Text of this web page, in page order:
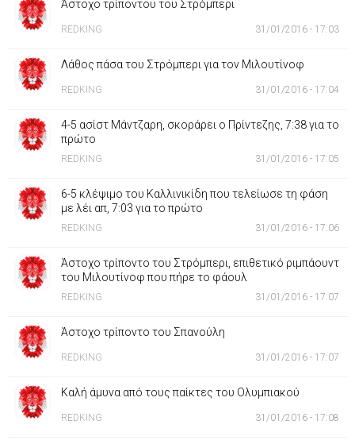
Άστοχο τρίποντου του Στρόμπερι
REDKING 31/01/2016 - 17:03
Λάθος πάσα του Στρόμπερι για τον Μιλουτίνοφ
REDKING 31/01/2016 - 17:04
4-5 ασίστ Μάντζαρη, σκοράρει ο Πρίντεζης, 7:38 για το
πρώτο
REDKING 31/01/2016 - 17:05
6-5 κλέψιμο του Καλλινικίδη που τελείωσε τη φάση
με λέι απ, 7:03 για το πρώτο
REDKING 31/01/2016 - 17:06
Άστοχο τρίποντο του Στρόμπερι, επιθετικό ριμπάουντ
του Μιλουτίνοφ που πήρε το φάουλ
REDKING 31/01/2016 - 17:07
Άστοχο τρίποντο του Σπανούλη
REDKING 31/01/2016 - 17:07
Καλή άμυνα από τους παίκτες του Ολυμπιακού
REDKING 31/01/2016 - 17:08